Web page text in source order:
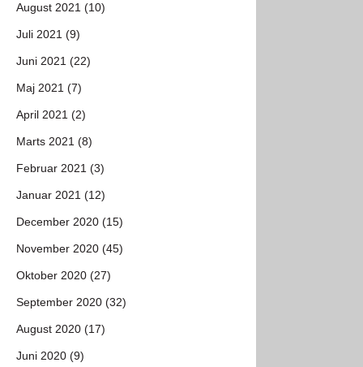
August 2021 (10)
Juli 2021 (9)
Juni 2021 (22)
Maj 2021 (7)
April 2021 (2)
Marts 2021 (8)
Februar 2021 (3)
Januar 2021 (12)
December 2020 (15)
November 2020 (45)
Oktober 2020 (27)
September 2020 (32)
August 2020 (17)
Juni 2020 (9)